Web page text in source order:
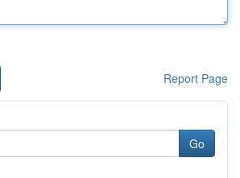
Report Page
Go